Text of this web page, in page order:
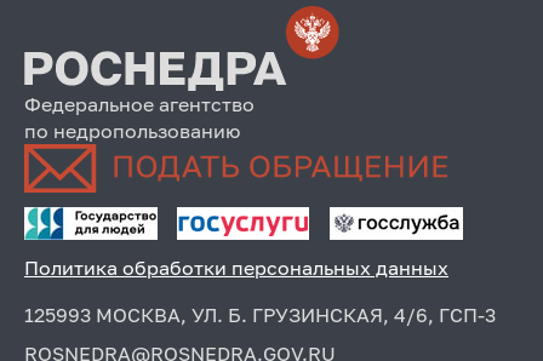
Федеральное агентство
по недропользованию
Политика обработки персональных данных
125993 МОСКВА, УЛ. Б. ГРУЗИНСКАЯ, 4/6, ГСП-3
ROSNEDRA@ROSNEDRA.GOV.RU